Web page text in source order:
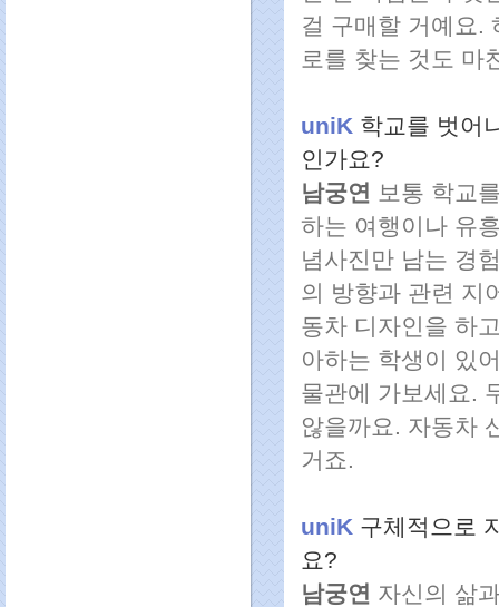
걸 구매할 거예요.
로를 찾는 것도 마
uniK 학교를 벗어
인가요?
남궁연
보통 학교
하는 여행이나 유
념사진만 남는 경
의 방향과 관련 지
동차 디자인을 하
아하는 학생이 있
물관에 가보세요.
않을까요. 자동차
거죠.
uniK 구체적으로
요?
남궁연 자신의 삶